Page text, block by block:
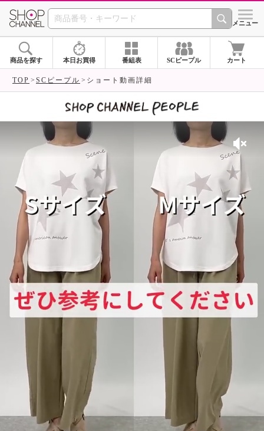
SHOP CHANNEL シメニュー
商品を探す 本日お買得 番組表 SCピープル カート
TOP SCピープル ショート動画詳細